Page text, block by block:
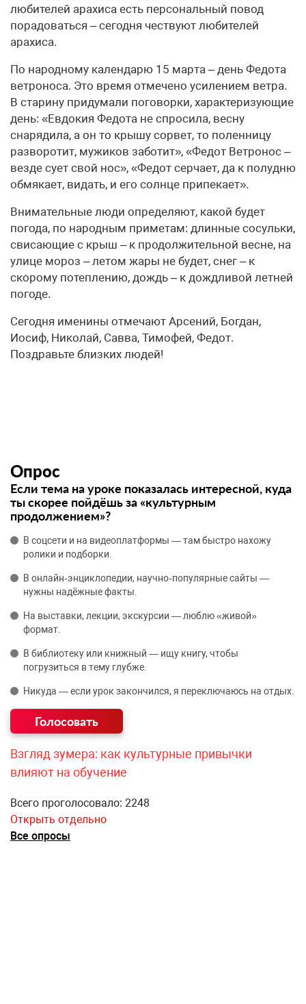
любителей арахиса есть персональный повод
порадоваться – сегодня чествуют любителей
арахиса.
По народному календарю 15 марта – день Федота
ветроноса. Это время отмечено усилением ветра.
В старину придумали поговорки, характеризующие
день: «Евдокия Федота не спросила, весну
снарядила, а он то крышу сорвет, то поленницу
разворотит, мужиков заботит», «Федот Ветронос –
везде сует свой нос», «Федот серчает, да к полудню
обмякает, видать, и его солнце припекает».
Внимательные люди определяют, какой будет
погода, по народным приметам: длинные сосульки,
свисающие с крыш – к продолжительной весне, на
улице мороз – летом жары не будет, снег – к
скорому потеплению, дождь – к дождливой летней
погоде.
Сегодня именины отмечают Арсений, Богдан,
Иосиф, Николай, Савва, Тимофей, Федот.
Поздравьте близких людей!
Опрос
Если тема на уроке показалась интересной, куда
ты скорее пойдёшь за «культурным
продолжением»?
В соцсети и на видеоплатформы — там быстро нахожу
ролики и подборки.
В онлайн‑энциклопедии, научно‑популярные сайты —
нужны надёжные факты.
На выставки, лекции, экскурсии — люблю «живой»
формат.
В библиотеку или книжный — ищу книгу, чтобы
погрузиться в тему глубже.
Никуда — если урок закончился, я переключаюсь на отдых.
Взгляд зумера: как культурные привычки
влияют на обучение
Всего проголосовало: 2248
Открыть отдельно
Все опросы